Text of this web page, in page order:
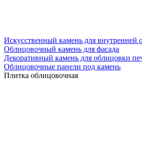
Искусственный камень для внутренней
Облицовочный камень для фасада
Декоративный камень для облицовки
Облицовочные панели под камень
Плитка облицовочная